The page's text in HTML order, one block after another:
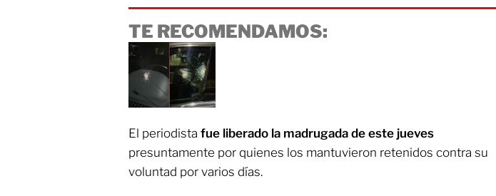
TE RECOMENDAMOS:
El periodista fue liberado la madrugada de este jueves
presuntamente por quienes los mantuvieron retenidos contra su
voluntad por varios días.